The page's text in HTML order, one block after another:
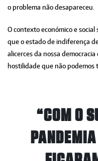
o problema não desapareceu.
O contexto económico e
que o estado de indiferença
alicerces da nossa
hostilidade que não podemos
“COM O